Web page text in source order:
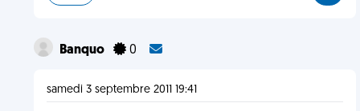
Banquo 0
samedi 3 septembre 2011 19:41